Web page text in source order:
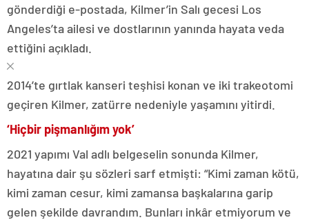
gönderdiği e-postada, Kilmer’in Salı gecesi Los
Angeles’ta ailesi ve dostlarının yanında hayata veda
ettiğini açıkladı.
2014’te gırtlak kanseri teşhisi konan ve iki trakeotomi
geçiren Kilmer, zatürre nedeniyle yaşamını yitirdi.
‘Hiçbir pişmanlığım yok’
2021 yapımı Val adlı belgeselin sonunda Kilmer,
hayatına dair şu sözleri sarf etmişti: “Kimi zaman kötü,
kimi zaman cesur, kimi zamansa başkalarına garip
gelen şekilde davrandım. Bunları inkâr etmiyorum ve